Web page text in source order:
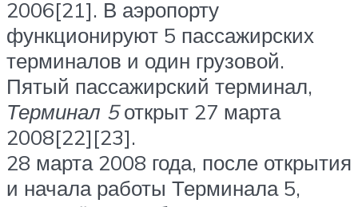
2006[21]. В аэропорту
функционируют 5 пассажирских
терминалов и один грузовой.
Пятый пассажирский терминал,
Терминал 5открыт 27 марта
2008[22][23].
28 марта 2008 года, после открытия
и начала работы Терминала 5,